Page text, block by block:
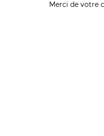
Merci de votre